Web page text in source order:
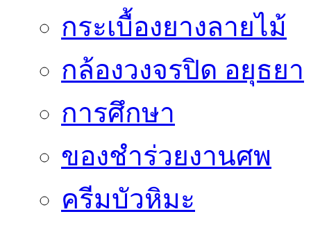
กระเบื้องยางลายไม้
กล้องวงจรปิด อยุธยา
การศึกษา
ของชำร่วยงานศพ
ครีมบัวหิมะ